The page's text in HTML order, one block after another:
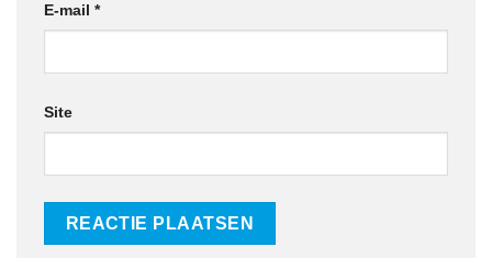
E-mail *
Site